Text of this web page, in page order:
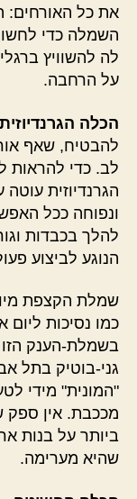
את כל האורחים:
השמלה כדי
לה להשוויץ
על הרחבה.
הכלה הגרנדיוזית
להבטיח, שאף
לב. כדי להראות
הגרנדיוזית
ונפוחה ככל
להלך בכבדות
הנוגע לביצוע
שמלת הקצפת
כמו נסיכות
בשמלת-הענק הזו
גני-בוטיק בתל
"המונית" מידי
מככבת. אין ספק
ביותר על בנות
שהיא מערימה.